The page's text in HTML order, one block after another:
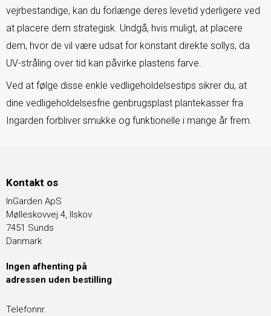
vejrbestandige, kan du forlænge deres levetid yderligere ved
at placere dem strategisk. Undgå, hvis muligt, at placere
dem, hvor de vil være udsat for konstant direkte sollys, da
UV-stråling over tid kan påvirke plastens farve.
Ved at følge disse enkle vedligeholdelsestips sikrer du, at
dine vedligeholdelsesfrie genbrugsplast plantekasser fra
Ingarden forbliver smukke og funktionelle i mange år frem.
Kontakt os
InGarden ApS
Mølleskovvej 4, Ilskov
7451 Sunds
Danmark
Ingen afhenting på
adressen uden bestilling
Telefonnr.